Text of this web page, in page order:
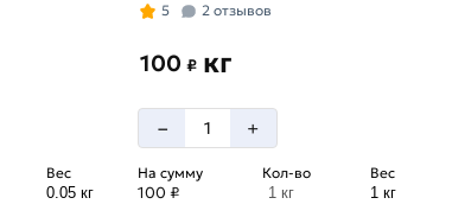
Вес
0.05 кг
5 2 отзывов
100₽ кг
– +
На сумму
100 ₽
Кол-во
1 кг
Вес
1 кг